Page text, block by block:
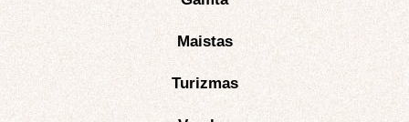
Maistas
Turizmas